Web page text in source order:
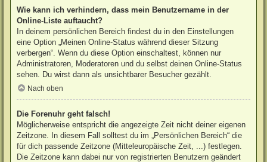
Wie kann ich verhindern, dass mein Benutzername in der
Online-Liste auftaucht?
In deinem persönlichen Bereich findest du in den Einstellungen
eine Option „Meinen Online-Status während dieser Sitzung
verbergen“. Wenn du diese Option einschaltest, können nur
Administratoren, Moderatoren und du selbst deinen Online-Status
sehen. Du wirst dann als unsichtbarer Besucher gezählt.
Nach oben
Die Forenuhr geht falsch!
Möglicherweise entspricht die angezeigte Zeit nicht deiner eigenen
Zeitzone. In diesem Fall solltest du im „Persönlichen Bereich“ die
für dich passende Zeitzone (Mitteleuropäische Zeit, ...) festlegen.
Die Zeitzone kann dabei nur von registrierten Benutzern geändert